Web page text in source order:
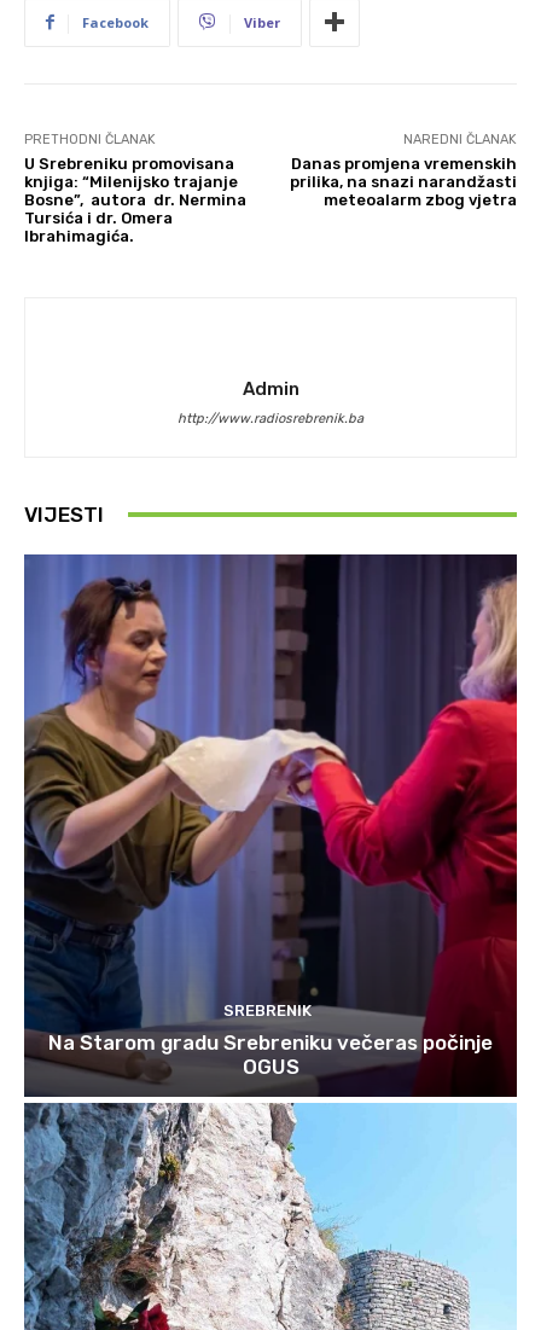
Facebook Viber
PRETHODNI ČLANAK
U Srebreniku promovisana
knjiga: “Milenijsko trajanje
Bosne”, autora dr. Nermina
Tursića i dr. Omera
Ibrahimagića.
NAREDNI ČLANAK
Danas promjena vremenskih
prilika, na snazi narandžasti
meteoalarm zbog vjetra
Admin
http://www.radiosrebrenik.ba
VIJESTI
SREBRENIK
Na Starom gradu Srebreniku večeras počinje
OGUS